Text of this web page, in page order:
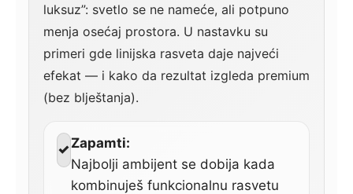
luksuz”: svetlo se ne nameće, ali potpuno
menja osećaj prostora. U nastavku su
primeri gde linijska rasveta daje najveći
efekat — i kako da rezultat izgleda premium
(bez blještanja).
✓Zapamti:
Najbolji ambijent se dobija kada
kombinuješ funkcionalnu rasvetu